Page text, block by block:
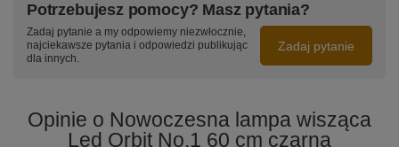
Potrzebujesz pomocy? Masz pytania?
Zadaj pytanie a my odpowiemy niezwłocznie,
najciekawsze pytania i odpowiedzi publikując
dla innych.
Zadaj pytanie
Opinie o Nowoczesna lampa wisząca
Led Orbit No.1 60 cm czarna